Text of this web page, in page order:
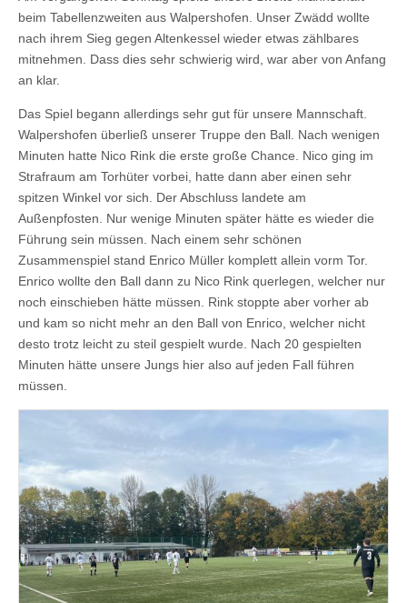
beim Tabellenzweiten aus Walpershofen. Unser Zwädd wollte
nach ihrem Sieg gegen Altenkessel wieder etwas zählbares
mitnehmen. Dass dies sehr schwierig wird, war aber von Anfang
an klar.
Das Spiel begann allerdings sehr gut für unsere Mannschaft.
Walpershofen überließ unserer Truppe den Ball. Nach wenigen
Minuten hatte Nico Rink die erste große Chance. Nico ging im
Strafraum am Torhüter vorbei, hatte dann aber einen sehr
spitzen Winkel vor sich. Der Abschluss landete am
Außenpfosten. Nur wenige Minuten später hätte es wieder die
Führung sein müssen. Nach einem sehr schönen
Zusammenspiel stand Enrico Müller komplett allein vorm Tor.
Enrico wollte den Ball dann zu Nico Rink querlegen, welcher nur
noch einschieben hätte müssen. Rink stoppte aber vorher ab
und kam so nicht mehr an den Ball von Enrico, welcher nicht
desto trotz leicht zu steil gespielt wurde. Nach 20 gespielten
Minuten hätte unsere Jungs hier also auf jeden Fall führen
müssen.